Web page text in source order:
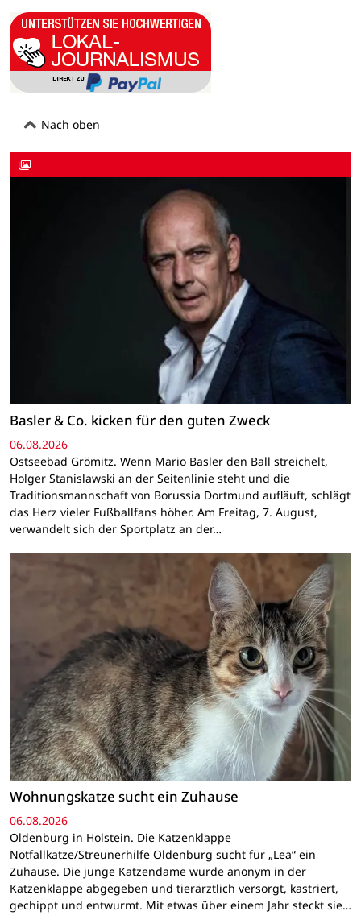
Nach oben
Basler & Co. kicken für den guten Zweck
06.08.2026
Ostseebad Grömitz. Wenn Mario Basler den Ball streichelt,
Holger Stanislawski an der Seitenlinie steht und die
Traditionsmannschaft von Borussia Dortmund aufläuft, schlägt
das Herz vieler Fußballfans höher. Am Freitag, 7. August,
verwandelt sich der Sportplatz an der…
Wohnungskatze sucht ein Zuhause
06.08.2026
Oldenburg in Holstein. Die Katzenklappe
Notfallkatze/Streunerhilfe Oldenburg sucht für „Lea“ ein
Zuhause. Die junge Katzendame wurde anonym in der
Katzenklappe abgegeben und tierärztlich versorgt, kastriert,
gechippt und entwurmt. Mit etwas über einem Jahr steckt sie…